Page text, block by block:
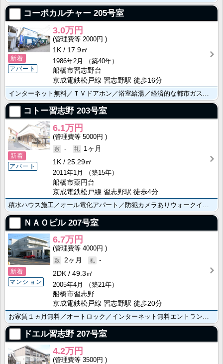
コーポカルチャー 205号室
新着
アパート
3.0万円
2000円
1K
17.9㎡
1986年2月
（築40年）
船橋市習志野台
京成電鉄松戸線 習志野駅 徒歩16分
コトー習志野 203号室
新着
アパート
6.1万円
5000円
-
1ヶ月
1K
25.29㎡
2011年1月
（築15年）
船橋市薬円台
京成電鉄松戸線 習志野駅 徒歩4分
ＮＡＯビル207号室
新着
マンション
6.7万円
4000円
2ヶ月
-
2DK
49.3㎡
2005年4月
（築21年）
船橋市習志野
京成電鉄松戸線 習志野駅 徒歩20分
ドエル習志野 207号室
4.2万円
3500円